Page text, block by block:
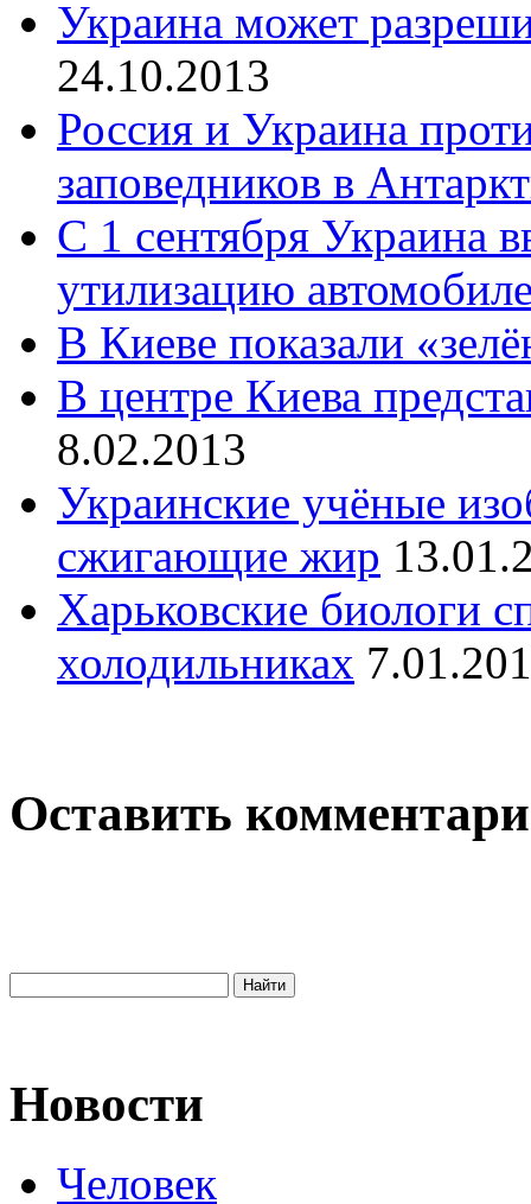
Украина может
24.10.2013
Россия и Украина
заповедников в
С 1 сентября Украина
утилизацию
В Киеве показали
В центре Киева
8.02.2013
Украинские учёные
сжигающие жир
Харьковские биологи
холодильниках
Оставить
Новости
Человек